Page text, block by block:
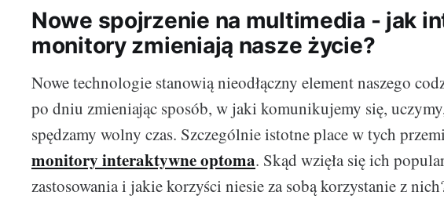
Nowe spojrzenie na multimedia - jak
monitory zmieniają nasze życie?
Nowe technologie stanowią nieodłączny element naszego
po dniu zmieniając sposób, w jaki komunikujemy się,
spędzamy wolny czas. Szczególnie istotne place w tych
monitory interaktywne optoma. Skąd wzięła się ich
zastosowania i jakie korzyści niesie za sobą korzystanie z